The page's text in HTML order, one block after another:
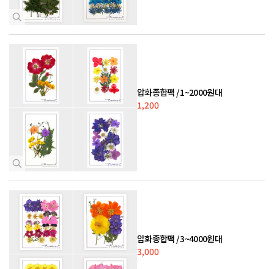
압화종합팩 / 1~2000원대
1,200
압화종합팩 / 3~4000원대
3,000